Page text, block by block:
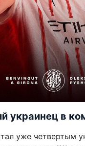
украинец в
уже четвертым